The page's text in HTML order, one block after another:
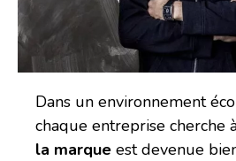
Dans un environnement
chaque entreprise cherche
la marque est devenue